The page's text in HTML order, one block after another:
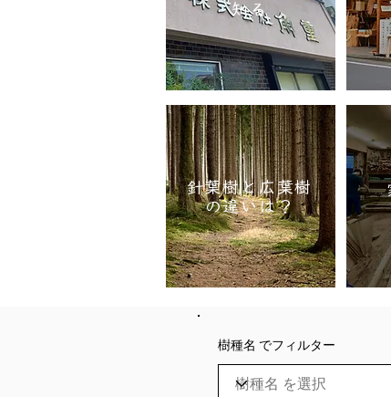
知る
針葉樹と広葉樹
の違いは？
樹種名 でフィルター